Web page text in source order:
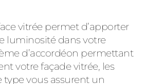
vitrée permet d’apporter
luminosité dans votre
d’accordéon permettant
votre façade vitrée, les
type vous assurent un